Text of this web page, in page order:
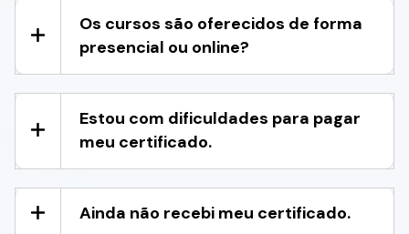
Os cursos são oferecidos de forma
presencial ou online?
Estou com dificuldades para pagar
meu certificado.
Ainda não recebi meu certificado.